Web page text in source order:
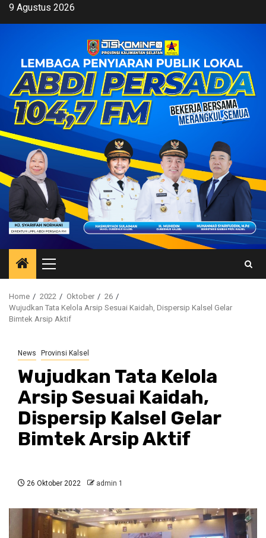
Skip9 Agustus 2026
Primary
Menu
Home 2022 Oktober
26
Wujudkan Tata Kelola Arsip Sesuai Kaidah, Dispersip Kalsel Gelar
Bimtek Arsip Aktif
News Provinsi Kalsel
Wujudkan Tata Kelola
Arsip Sesuai Kaidah,
Dispersip Kalsel Gelar
Bimtek Arsip Aktif
26 Oktober 2022 admin 1